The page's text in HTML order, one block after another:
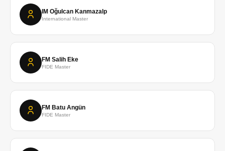
IM Oğulcan Kanmazalp
International Master
FM Salih Eke
FIDE Master
FM Batu Angün
FIDE Master